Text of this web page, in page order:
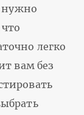
нужно
легко
вам без